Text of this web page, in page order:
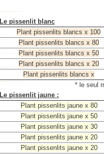
Le pissenlit blanc
Plant pissenlits blancs x 100
Plant pissenlits blancs x 80
Plant pissenlits blancs x 50
Plant pissenlits blancs x 20
Plant pissenlits blancs x
* le seul
Le pissenlit jaune :
Plant pissenlits jaune x 80
Plant pissenlits jaune x 50
Plant pissenlits jaune x 30
Plant pissenlits jaune x 20
Plant pissenlits jaune x 20